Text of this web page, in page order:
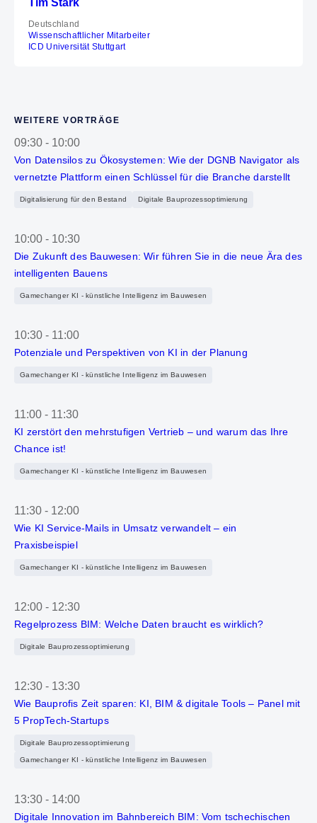
Tim Stark
Deutschland
Wissenschaftlicher Mitarbeiter
ICD Universität Stuttgart
WEITERE VORTRÄGE
09:30 - 10:00
Von Datensilos zu Ökosystemen: Wie der DGNB Navigator als
vernetzte Plattform einen Schlüssel für die Branche darstellt
Digitalisierung für den Bestand Digitale Bauprozessoptimierung
10:00 - 10:30
Die Zukunft des Bauwesen: Wir führen Sie in die neue Ära des
intelligenten Bauens
Gamechanger KI - künstliche Intelligenz im Bauwesen
10:30 - 11:00
Potenziale und Perspektiven von KI in der Planung
Gamechanger KI - künstliche Intelligenz im Bauwesen
11:00 - 11:30
KI zerstört den mehrstufigen Vertrieb – und warum das Ihre
Chance ist!
Gamechanger KI - künstliche Intelligenz im Bauwesen
11:30 - 12:00
Wie KI Service-Mails in Umsatz verwandelt – ein
Praxisbeispiel
Gamechanger KI - künstliche Intelligenz im Bauwesen
12:00 - 12:30
Regelprozess BIM: Welche Daten braucht es wirklich?
Digitale Bauprozessoptimierung
12:30 - 13:30
Wie Bauprofis Zeit sparen: KI, BIM & digitale Tools – Panel mit
5 PropTech‑Startups
Digitale Bauprozessoptimierung
Gamechanger KI - künstliche Intelligenz im Bauwesen
13:30 - 14:00
Digitale Innovation im Bahnbereich BIM: Vom tschechischen